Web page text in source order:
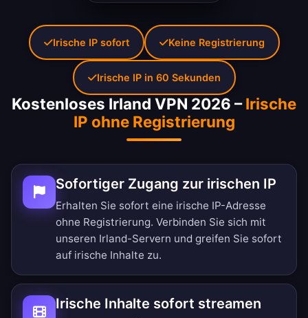
Kostenloses Irland VPN 2026 –Irische
IP ohne Registrierung
Sofortiger Zugang zur irischen IP
Erhalten Sie sofort eine irische IP-Adresse
ohne Registrierung. Verbinden Sie sich mit
unseren Irland-Servern und greifen Sie sofort
auf irische Inhalte zu.
Irische Inhalte sofort streamen
Irische IP sofort Keine Registrierung
Irische IP in 60 Sekunden